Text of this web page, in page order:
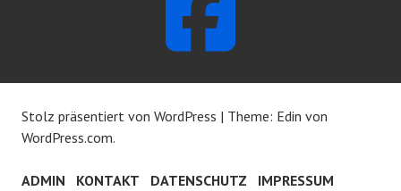
Stolz präsentiert von WordPress | Theme: Edin von
WordPress.com.
ADMIN KONTAKT DATENSCHUTZ IMPRESSUM